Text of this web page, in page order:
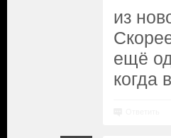
из
ещё
когда